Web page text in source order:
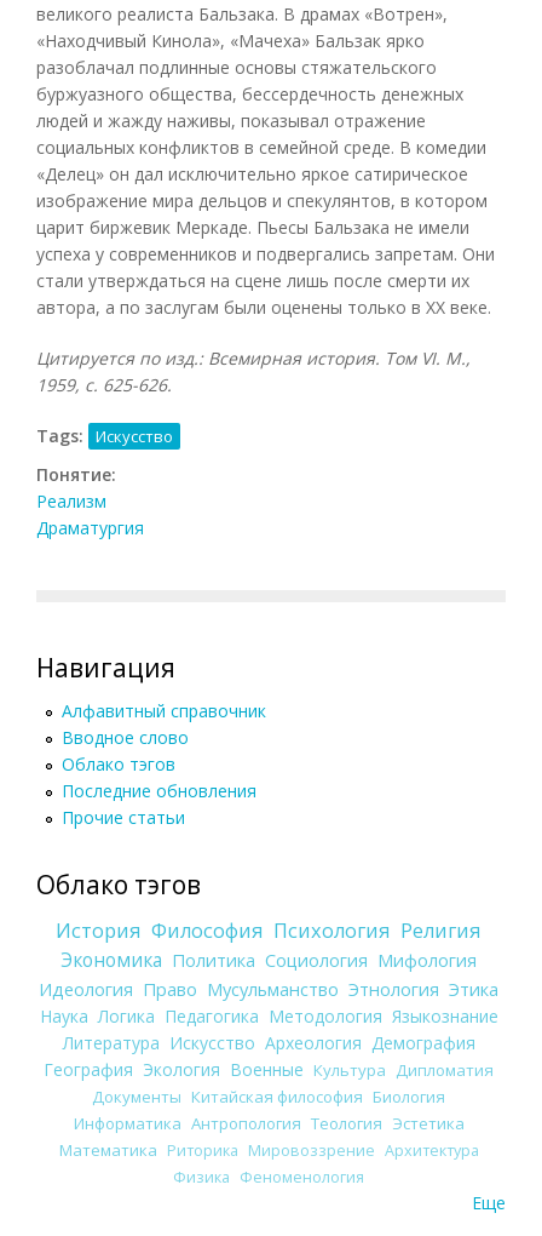
великого реалиста Бальзака. В драмах «Вотрен»,
«Находчивый Кинола», «Мачеха» Бальзак ярко
разоблачал подлинные основы стяжательского
буржуазного общества, бессердечность денежных
людей и жажду наживы, показывал отражение
социальных конфликтов в семейной среде. В комедии
«Делец» он дал исключительно яркое сатирическое
изображение мира дельцов и спекулянтов, в котором
царит биржевик Меркаде. Пьесы Бальзака не имели
успеха у современников и подвергались запретам. Они
стали утверждаться на сцене лишь после смерти их
автора, а по заслугам были оценены только в XX веке.
Цитируется по изд.: Всемирная история. Том VI. М.,
1959, с. 625-626.
Tags: Искусство
Понятие:
Реализм
Драматургия
Навигация
Алфавитный справочник
Вводное слово
Облако тэгов
Последние обновления
Прочие статьи
Облако тэгов
История Философия Психология Религия
Экономика Политика Социология Мифология
Идеология Право Мусульманство Этнология Этика
Наука Логика Педагогика Методология Языкознание
Литература Искусство Археология Демография
География Экология Военные Культура
Дипломатия
Документы Китайская философия Биология
Информатика Антропология Теология Эстетика
Математика Риторика Мировоззрение Архитектура
Физика Феноменология
Еще